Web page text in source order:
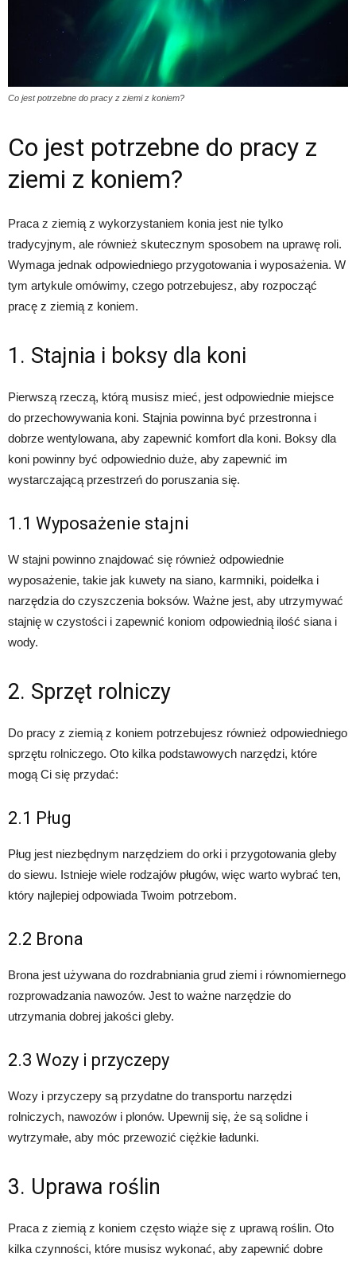
Co jest potrzebne do pracy z ziemi z koniem?
Co jest potrzebne do pracy z
ziemi z koniem?
Praca z ziemią z wykorzystaniem konia jest nie tylko
tradycyjnym, ale również skutecznym sposobem na uprawę roli.
Wymaga jednak odpowiedniego przygotowania i wyposażenia. W
tym artykule omówimy, czego potrzebujesz, aby rozpocząć
pracę z ziemią z koniem.
1. Stajnia i boksy dla koni
Pierwszą rzeczą, którą musisz mieć, jest odpowiednie miejsce
do przechowywania koni. Stajnia powinna być przestronna i
dobrze wentylowana, aby zapewnić komfort dla koni. Boksy dla
koni powinny być odpowiednio duże, aby zapewnić im
wystarczającą przestrzeń do poruszania się.
1.1 Wyposażenie stajni
W stajni powinno znajdować się również odpowiednie
wyposażenie, takie jak kuwety na siano, karmniki, poidełka i
narzędzia do czyszczenia boksów. Ważne jest, aby utrzymywać
stajnię w czystości i zapewnić koniom odpowiednią ilość siana i
wody.
2. Sprzęt rolniczy
Do pracy z ziemią z koniem potrzebujesz również odpowiedniego
sprzętu rolniczego. Oto kilka podstawowych narzędzi, które
mogą Ci się przydać:
2.1 Pług
Pług jest niezbędnym narzędziem do orki i przygotowania gleby
do siewu. Istnieje wiele rodzajów pługów, więc warto wybrać ten,
który najlepiej odpowiada Twoim potrzebom.
2.2 Brona
Brona jest używana do rozdrabniania grud ziemi i równomiernego
rozprowadzania nawozów. Jest to ważne narzędzie do
utrzymania dobrej jakości gleby.
2.3 Wozy i przyczepy
Wozy i przyczepy są przydatne do transportu narzędzi
rolniczych, nawozów i plonów. Upewnij się, że są solidne i
wytrzymałe, aby móc przewozić ciężkie ładunki.
3. Uprawa roślin
Praca z ziemią z koniem często wiąże się z uprawą roślin. Oto
kilka czynności, które musisz wykonać, aby zapewnić dobre